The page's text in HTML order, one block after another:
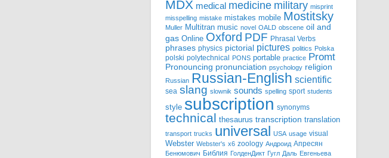
MDX medical medicine military misprint
misspelling mistake mistakes mobile Mostitsky
Muller Multitran music novel OALD obscene oil and
gas Online Oxford PDF Phrasal Verbs
phrases physics pictorial pictures politics Polska
polski polytechnical PONS portable practice Promt
Pronouncing pronunciation psychology religion
Russian Russian-English scientific
sea slang slownik sounds spelling sport students
style subscription synonyms
technical thesaurus transcription translation
transport trucks universal USA usage visual
Webster Webster's x6 zoology Андроид Апресян
Бенюмович Библия ГолденДикт Гугл Даль Евгеньева